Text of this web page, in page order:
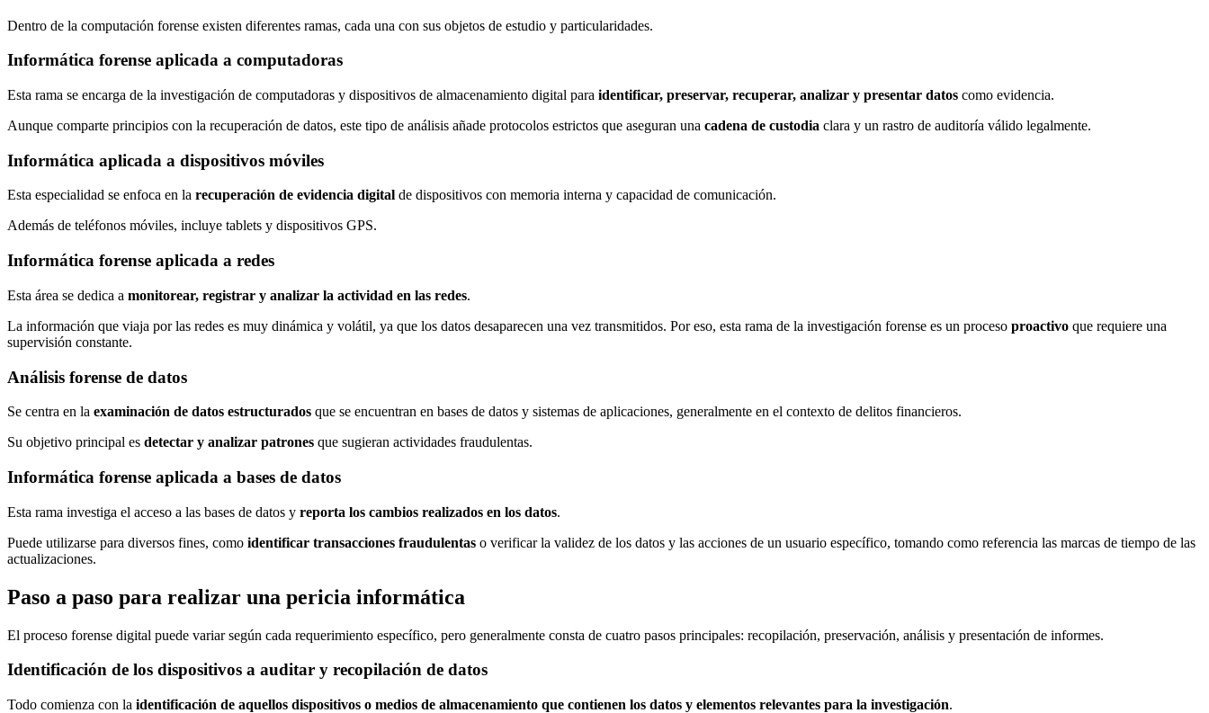
Dentro de la computación forense existen diferentes ramas, cada una con sus objetos de estudio y particularidades.
Informática forense aplicada a computadoras
Esta rama se encarga de la investigación de computadoras y dispositivos de almacenamiento digital para identificar, preservar, recuperar, analizar y presentar datos como evidencia.
Aunque comparte principios con la recuperación de datos, este tipo de análisis añade protocolos estrictos que aseguran una cadena de custodia clara y un rastro de auditoría válido legalmente.
Informática aplicada a dispositivos móviles
Esta especialidad se enfoca en la recuperación de evidencia digital de dispositivos con memoria interna y capacidad de comunicación.
Además de teléfonos móviles, incluye tablets y dispositivos GPS.
Informática forense aplicada a redes
Esta área se dedica a monitorear, registrar y analizar la actividad en las redes.
La información que viaja por las redes es muy dinámica y volátil, ya que los datos desaparecen una vez transmitidos. Por eso, esta rama de la investigación forense es un proceso proactivo que requiere una
supervisión constante.
Análisis forense de datos
Se centra en la examinación de datos estructurados que se encuentran en bases de datos y sistemas de aplicaciones, generalmente en el contexto de delitos financieros.
Su objetivo principal es detectar y analizar patrones que sugieran actividades fraudulentas.
Informática forense aplicada a bases de datos
Esta rama investiga el acceso a las bases de datos y reporta los cambios realizados en los datos.
Puede utilizarse para diversos fines, como identificar transacciones fraudulentas o verificar la validez de los datos y las acciones de un usuario específico, tomando como referencia las marcas de tiempo de las
actualizaciones.
Paso a paso para realizar una pericia informática
El proceso forense digital puede variar según cada requerimiento específico, pero generalmente consta de cuatro pasos principales: recopilación, preservación, análisis y presentación de informes.
Identificación de los dispositivos a auditar y recopilación de datos
Todo comienza con la identificación de aquellos dispositivos o medios de almacenamiento que contienen los datos y elementos relevantes para la investigación.